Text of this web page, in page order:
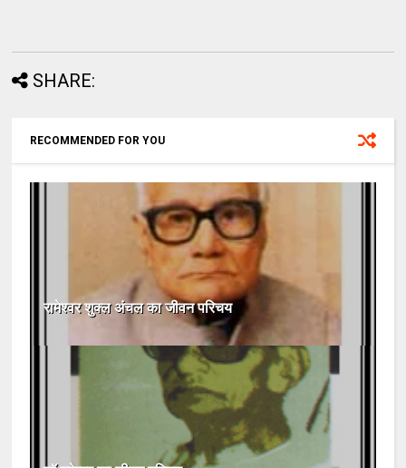
SHARE:
RECOMMENDED FOR YOU
रामेश्वर शुक्ल अंचल का जीवन परिचय